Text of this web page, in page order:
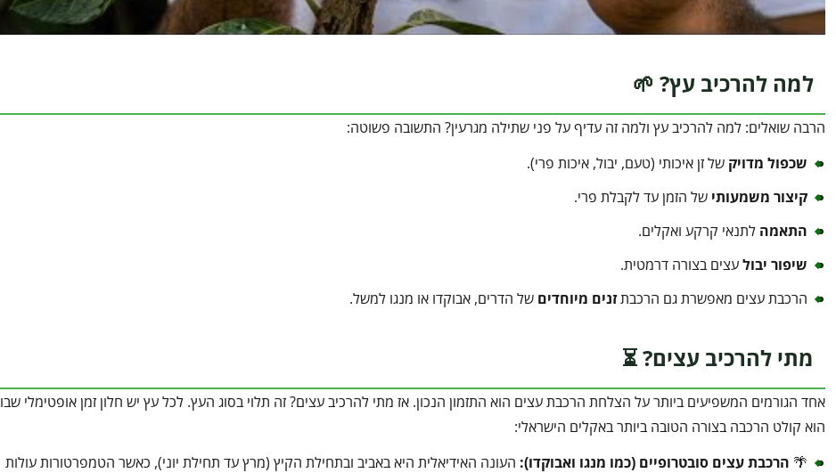
למה להרכיב עץ? 🌱
הרבה שואלים: למה להרכיב עץ ולמה זה עדיף על פני שתילה מגרעין? התשובה פשוטה:
שכפול מדויק של זן איכותי (טעם, יבול, איכות פרי).
קיצור משמעותי של הזמן עד לקבלת פרי.
התאמה לתנאי קרקע ואקלים.
שיפור יבולעצים בצורה דרמטית.
הרכבת עצים מאפשרת גם הרכבתזנים מיוחדים של הדרים, אבוקדו או מנגו למשל.
מתי להרכיב עצים? ⏳
אחד הגורמים המשפיעים ביותר על הצלחת הרכבת עצים הוא התזמון הנכון. אז מתי להרכיב עצים? זה תלוי בסוג העץ. לכל עץ יש חלון זמן אופטימלי שבו
הוא קולט הרכבה בצורה הטובה ביותר באקלים הישראלי:
🌴 הרכבת עצים סובטרופיים (כמו מנגו ואבוקדו): העונה האידיאלית היא באביב ובתחילת הקיץ (מרץ עד תחילת יוני), כאשר הטמפרטורות עולות